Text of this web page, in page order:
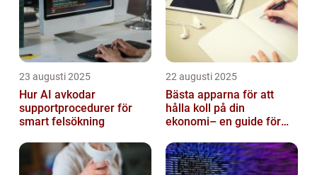
23 augusti 2025
Hur AI avkodar
supportprocedurer för
smart felsökning
22 augusti 2025
Bästa apparna för att
hålla koll på din
ekonomi– en guide för